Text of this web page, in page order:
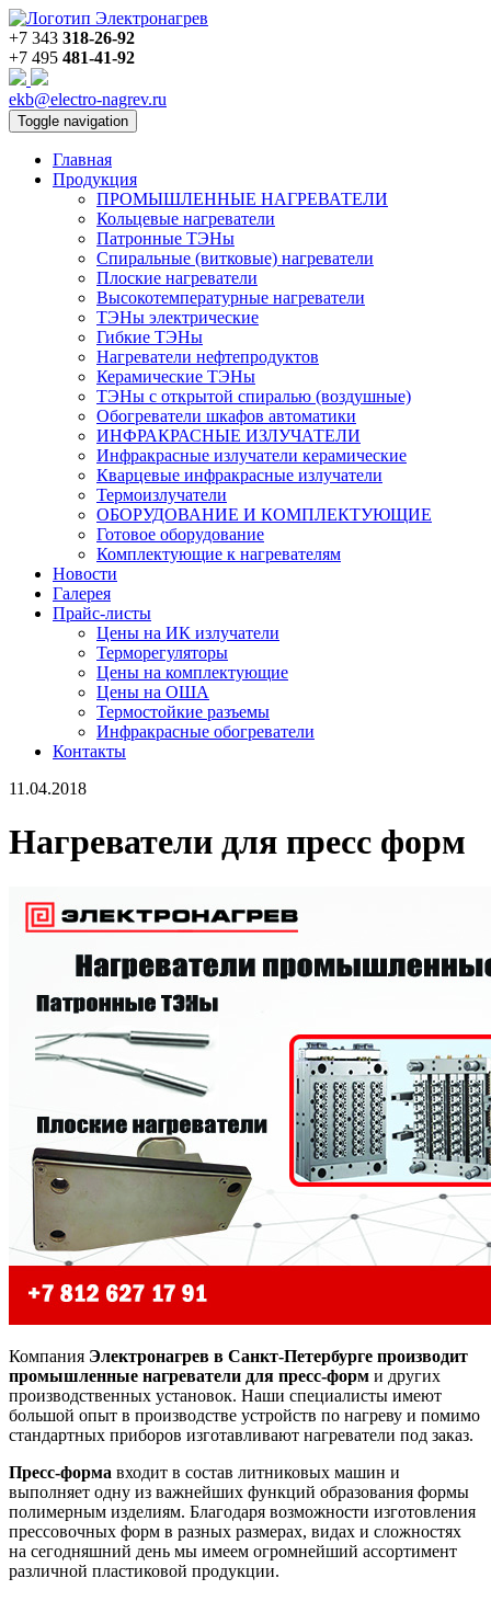
+7 343 318-26-92
+7 495 481-41-92
ekb@electro-nagrev.ru
Toggle navigation
Главная
Продукция
ПРОМЫШЛЕННЫЕ НАГРЕВАТЕЛИ
Кольцевые нагреватели
Патронные ТЭНы
Спиральные (витковые) нагреватели
Плоские нагреватели
Высокотемпературные нагреватели
ТЭНы электрические
Гибкие ТЭНы
Нагреватели нефтепродуктов
Керамические ТЭНы
ТЭНы с открытой спиралью (воздушные)
Обогреватели шкафов автоматики
ИНФРАКРАСНЫЕ ИЗЛУЧАТЕЛИ
Инфракрасные излучатели керамические
Кварцевые инфракрасные излучатели
Термоизлучатели
ОБОРУДОВАНИЕ И КОМПЛЕКТУЮЩИЕ
Готовое оборудование
Комплектующие к нагревателям
Новости
Галерея
Прайс-листы
Цены на ИК излучатели
Терморегуляторы
Цены на комплектующие
Цены на ОША
Термостойкие разъемы
Инфракрасные обогреватели
Контакты
11.04.2018
Нагреватели для пресс форм
Компания Электронагрев в Санкт-Петербурге производит
промышленные нагреватели для пресс-форм и других
производственных установок. Наши специалисты имеют
большой опыт в производстве устройств по нагреву и помимо
стандартных приборов изготавливают нагреватели под заказ.
Пресс-форма входит в состав литниковых машин и
выполняет одну из важнейших функций образования формы
полимерным изделиям. Благодаря возможности изготовления
прессовочных форм в разных размерах, видах и сложностях
на сегодняшний день мы имеем огромнейший ассортимент
различной пластиковой продукции.